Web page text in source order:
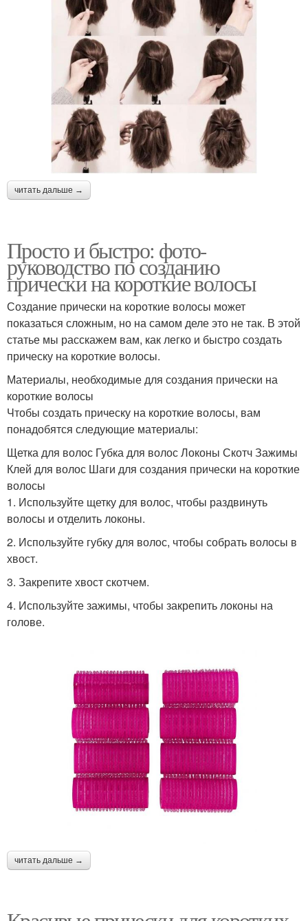
читать дальше →
Просто и быстро: фото-
руководство по созданию
прически на короткие волосы
Создание прически на короткие волосы может
показаться сложным, но на самом деле это не так. В этой
статье мы расскажем вам, как легко и быстро создать
прическу на короткие волосы.
Материалы, необходимые для создания прически на
короткие волосы
Чтобы создать прическу на короткие волосы, вам
понадобятся следующие материалы:
Щетка для волос Губка для волос Локоны Скотч Зажимы
Клей для волос Шаги для создания прически на короткие
волосы
1. Используйте щетку для волос, чтобы раздвинуть
волосы и отделить локоны.
2. Используйте губку для волос, чтобы собрать волосы в
хвост.
3. Закрепите хвост скотчем.
4. Используйте зажимы, чтобы закрепить локоны на
голове.
читать дальше →